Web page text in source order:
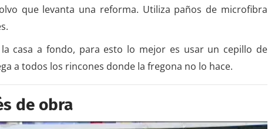
que levanta una reforma. Utiliza paños de microfibra
casa a fondo, para esto lo mejor es usar un cepillo de
a todos los rincones donde la fregona no lo hace.
de obra